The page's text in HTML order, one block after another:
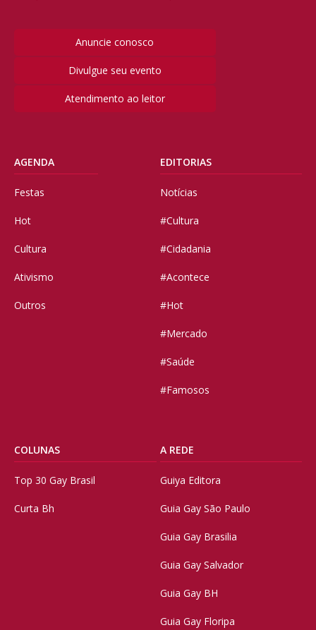
Anuncie conosco
Divulgue seu evento
Atendimento ao leitor
AGENDA
Festas
Hot
Cultura
Ativismo
Outros
EDITORIAS
Notícias
#Cultura
#Cidadania
#Acontece
#Hot
#Mercado
#Saúde
#Famosos
COLUNAS
Top 30 Gay Brasil
Curta Bh
A REDE
Guiya Editora
Guia Gay São Paulo
Guia Gay Brasilia
Guia Gay Salvador
Guia Gay BH
Guia Gay Floripa